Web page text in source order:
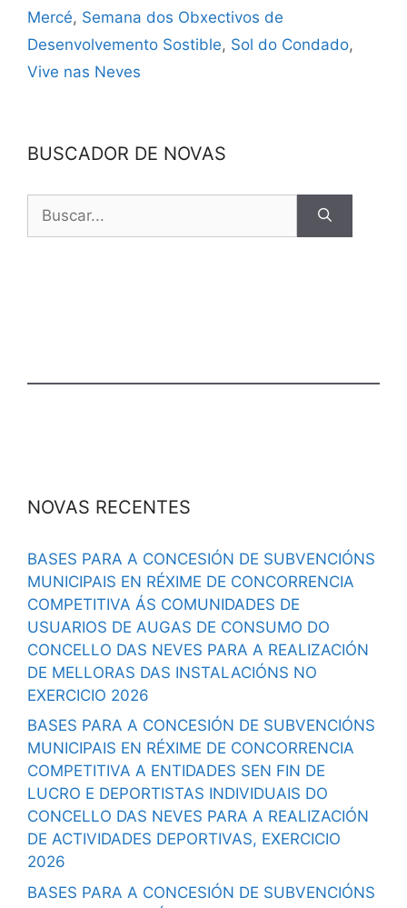
Mercé, Semana dos Obxectivos de
Desenvolvemento Sostible, Sol do Condado,
Vive nas Neves
BUSCADOR DE NOVAS
NOVAS RECENTES
BASES PARA A CONCESIÓN DE SUBVENCIÓNS
MUNICIPAIS EN RÉXIME DE CONCORRENCIA
COMPETITIVA ÁS COMUNIDADES DE
USUARIOS DE AUGAS DE CONSUMO DO
CONCELLO DAS NEVES PARA A REALIZACIÓN
DE MELLORAS DAS INSTALACIÓNS NO
EXERCICIO 2026
BASES PARA A CONCESIÓN DE SUBVENCIÓNS
MUNICIPAIS EN RÉXIME DE CONCORRENCIA
COMPETITIVA A ENTIDADES SEN FIN DE
LUCRO E DEPORTISTAS INDIVIDUAIS DO
CONCELLO DAS NEVES PARA A REALIZACIÓN
DE ACTIVIDADES DEPORTIVAS, EXERCICIO
2026
BASES PARA A CONCESIÓN DE SUBVENCIÓNS